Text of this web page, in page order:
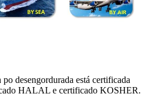
desengordurada está certificada
HALAL e certificado KOSHER.